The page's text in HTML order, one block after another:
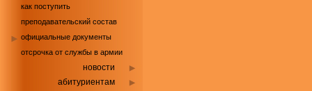
как поступить
преподавательский состав
официальные документы
отсрочка от службы в армии
новости
абитуриентам